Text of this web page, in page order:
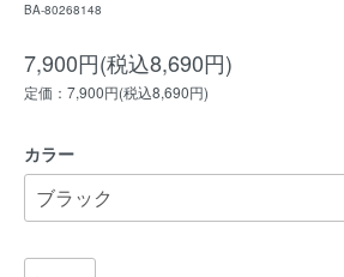
BA-80268148
7,900円(税込8,690円)
定価：7,900円(税込8,690円)
カラー